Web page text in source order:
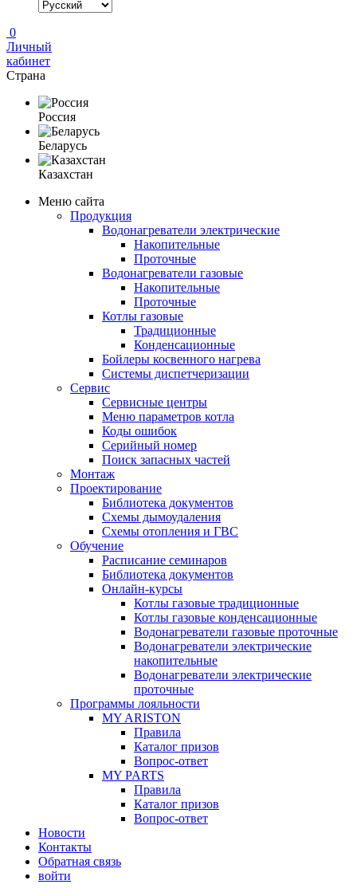
0
Личный
кабинет
Страна
Россия
Беларусь
Казахстан
Меню сайта
Продукция
Водонагреватели электрические
Накопительные
Проточные
Водонагреватели газовые
Накопительные
Проточные
Котлы газовые
Традиционные
Конденсационные
Бойлеры косвенного нагрева
Системы диспетчеризации
Сервис
Сервисные центры
Меню параметров котла
Коды ошибок
Серийный номер
Поиск запасных частей
Монтаж
Проектирование
Библиотека документов
Схемы дымоудаления
Схемы отопления и ГВС
Обучение
Расписание семинаров
Библиотека документов
Онлайн-курсы
Котлы газовые традиционные
Котлы газовые конденсационные
Водонагреватели газовые проточные
Водонагреватели электрические
накопительные
Водонагреватели электрические
проточные
Программы лояльности
MY ARISTON
Правила
Каталог призов
Вопрос-ответ
MY PARTS
Правила
Каталог призов
Вопрос-ответ
Новости
Контакты
Обратная связь
войти